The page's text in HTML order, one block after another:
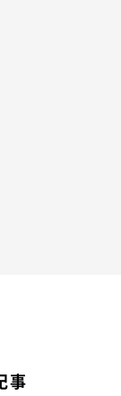
ィアをするよう
事